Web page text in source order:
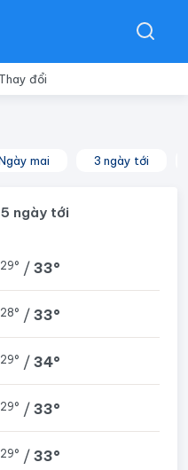
Thay đổi
mai 3 ngày tới
ngày tới
29° / 33°
28° / 33°
29° / 34°
29° / 33°
29° / 33°